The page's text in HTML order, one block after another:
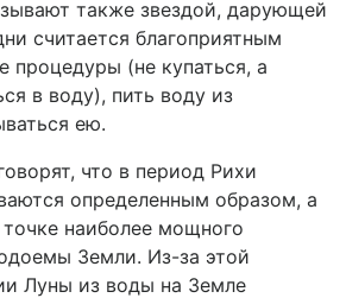
также звездой, дарующей
считается благоприятным
процедуры (не купаться, а
в воду), пить воду из
ею.
что в период Рихи
определенным образом, а
наиболее мощного
Земли. Из-за этой
Луны из воды на Земле